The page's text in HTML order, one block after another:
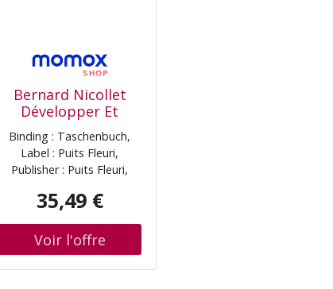
Bernard Nicollet
Développer Et
Maintenir Des
Ruchers En
Apiculture Naturelle
: Éléments Et
Conseils Pour Une
Maîtrise De
L'Élevage Naturel :
Tome 2
Binding : Taschenbuch,
Label : Puits Fleuri,
Publisher : Puits Fleuri,
publicationDate : 2014-03-
Nicollet, languages :
french, ISBN : 2867395089
35,49 €